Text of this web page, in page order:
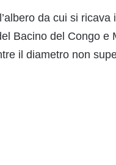
da cui si ricava
Bacino del Congo e
il diametro non